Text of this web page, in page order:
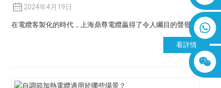
8618019377761
2024年4月19日
在電纜客製化的時代，上海鼎尊電纜贏得了令人矚目的聲譽…
看詳情